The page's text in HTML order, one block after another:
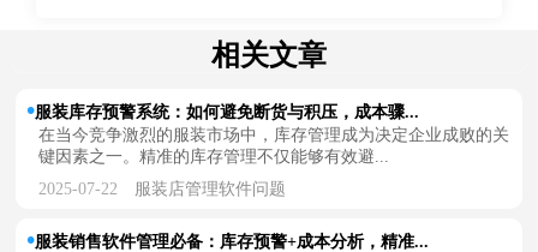
相关文章
服装库存预警系统：如何避免断货与积压，成本骤...
在当今竞争激烈的服装市场中，库存管理成为决定企业成败的关
键因素之一。精准的库存管理不仅能够有效避...
2025-07-22 服装店管理软件问题
服装销售软件管理必备：库存预警+成本分析，精准...